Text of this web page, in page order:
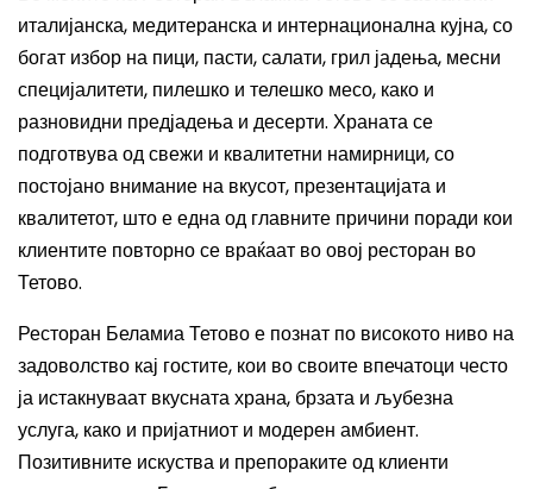
италијанска, медитеранска и интернационална кујна, со
богат избор на пици, пасти, салати, грил јадења, месни
специјалитети, пилешко и телешко месо, како и
разновидни предјадења и десерти. Храната се
подготвува од свежи и квалитетни намирници, со
постојано внимание на вкусот, презентацијата и
квалитетот, што е една од главните причини поради кои
клиентите повторно се враќаат во овој ресторан во
Тетово.
Ресторан Беламиа Тетово е познат по високото ниво на
задоволство кај гостите, кои во своите впечатоци често
ја истакнуваат вкусната храна, брзата и љубезна
услуга, како и пријатниот и модерен амбиент.
Позитивните искуства и препораките од клиенти